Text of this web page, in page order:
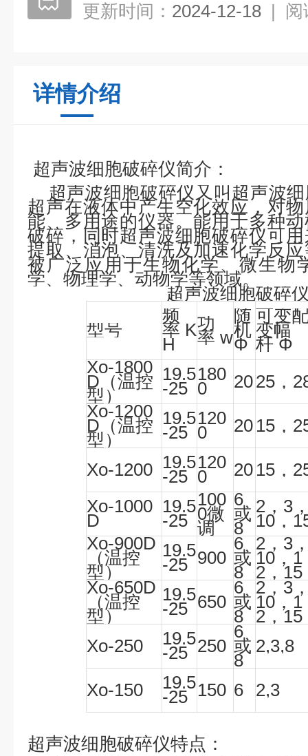
更新时间： 2024-12-18 | 阅
详情介绍
超声波细胞破碎仪简介：
超声波细胞破碎仪又叫超声波
超声在液体中产生空化效应，对
能、多用途的仪器。能用于多种
破碎，同时超声波细胞破碎仪可
提取、消泡、清洗及加速化学反
被广泛应用于生物化学、微生物
学、物理学、动物学等领域。
超声波细胞破碎
型号
频
率 K
H
功
率 w
随
机
Φ
可变
变幅
杆 Φ
Xo-1800
D（温控
型 ）
19.5
-25
180
0 2025 ，
Xo-1200
D（温控
型 ）
19.5
-25
120
0 20 15 ，
Xo-1200 19.5
-25
120
0 20 15 ，
Xo-1000
D
19.5
-25
100
0微
调
6
或
8
2 ， 3
10 ，
Xo-900D
（温控
型）
19.5
-25 900
6
或
8
2，3
10 ， 1
2 ，15
Xo-650D
（温控
型）
19.5
-25 650
6
或
8
2，3
10 ， 1
2 ，15
Xo-250
19.5
-25 250
6
或
8
2,3,8
Xo-150 19.5
-25 150 6 2,3
超声波细胞破碎仪特点：